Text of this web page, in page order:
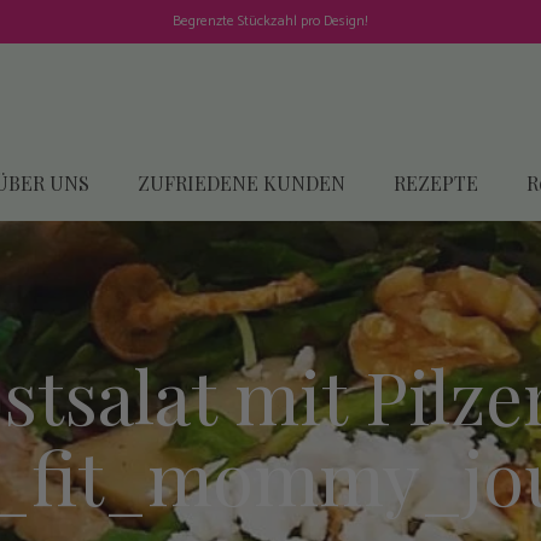
Begrenzte Stückzahl pro Design!
UNS ZUFRIEDENE KUNDEN REZEPTE
mit